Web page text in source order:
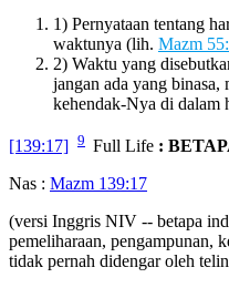
1) Pernyataan tentang
waktunya (lih. Mazm
2) Waktu yang
jangan ada yang
kehendak-Nya di dalam
[139:17] 9 Full Life :
Nas : Mazm 139:17
(versi Inggris NIV -- betapa
pemeliharaan, pengampunan,
tidak pernah didengar oleh